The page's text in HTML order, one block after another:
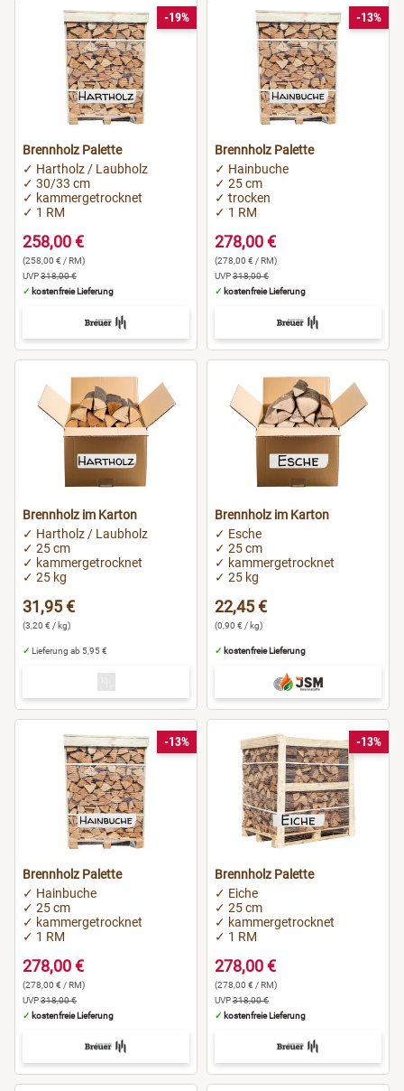
-19%
Brennholz Palette
✓ Hartholz / Laubholz
✓ 30/33 cm
✓ kammergetrocknet
✓ 1 RM
258,00 €
(258,00 € / RM)
UVP318,00 €
✓ kostenfreie Lieferung
-13%
Brennholz Palette
✓ Hainbuche
✓ 25 cm
✓ trocken
✓ 1 RM
278,00 €
(278,00 € / RM)
UVP318,00 €
✓ kostenfreie Lieferung
Brennholz im Karton
✓ Hartholz / Laubholz
✓ 25 cm
✓ kammergetrocknet
✓ 25 kg
31,95 €
(3,20 € / kg)
✓ Lieferung ab 5,95 €
Brennholz im Karton
✓ Esche
✓ 25 cm
✓ kammergetrocknet
✓ 25 kg
22,45 €
(0,90 € / kg)
✓ kostenfreie Lieferung
-13%
Brennholz Palette
✓ Hainbuche
✓ 25 cm
✓ kammergetrocknet
✓ 1 RM
278,00 €
(278,00 € / RM)
UVP318,00 €
✓ kostenfreie Lieferung
-13%
Brennholz Palette
✓ Eiche
✓ 25 cm
✓ kammergetrocknet
✓ 1 RM
278,00 €
(278,00 € / RM)
UVP318,00 €
✓ kostenfreie Lieferung